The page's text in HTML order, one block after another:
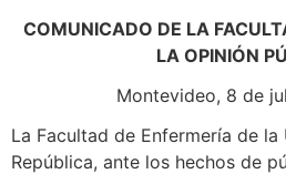
COMUNICADO DE LA
LA OPINIÓN
Montevideo, 8 de
La Facultad de Enfermería de
República, ante los hechos de